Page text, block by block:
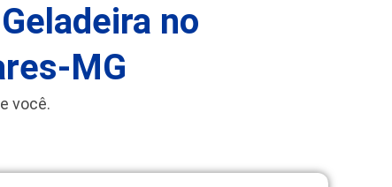
no
MG
você.